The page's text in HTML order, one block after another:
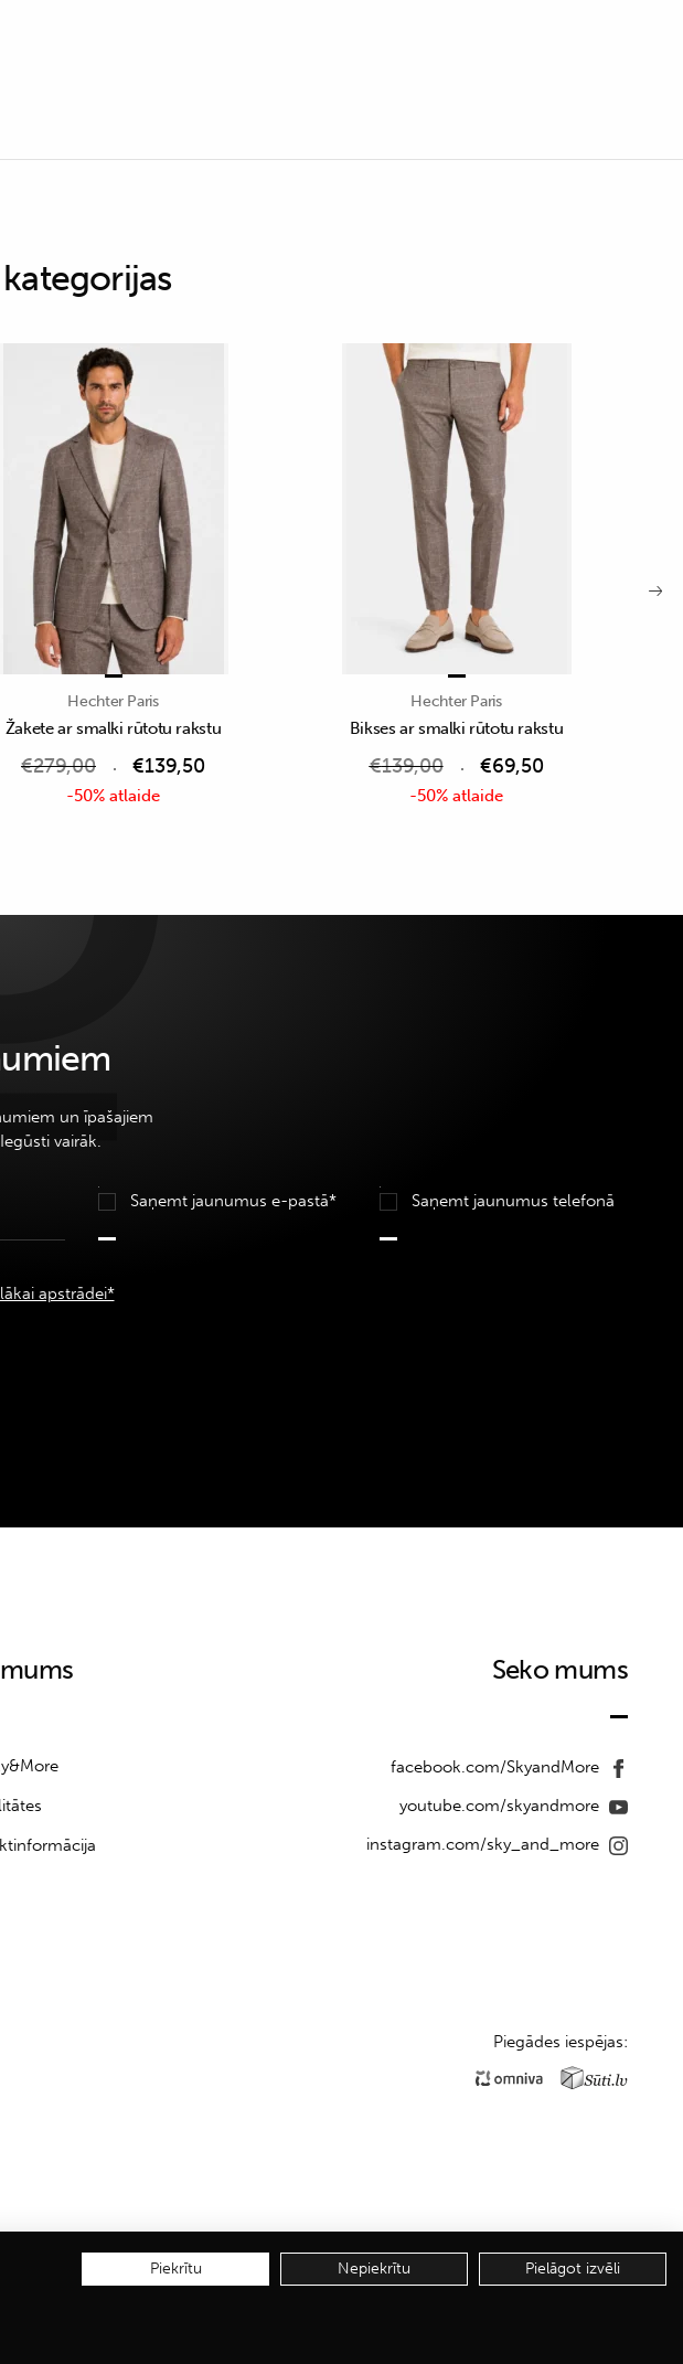
Hechter Paris
Žakete ar smalki rūtotu rakstu
€279,00 €139,50
-50% atlaide
Hechter Paris
Bikses ar smalki rūtotu rakstu
€139,00 €69,50
-50% atlaide
un īpašajiem
vairāk.
Saņemt jaunumus e-pastā* Saņemt jaunumus telefonā
apstrādei*
Seko mums
facebook.com/SkyandMore
youtube.com/skyandmore
instagram.com/sky_and_more
Piegādes iespējas:
Piekrītu Nepiekrītu Pielāgot izvēli